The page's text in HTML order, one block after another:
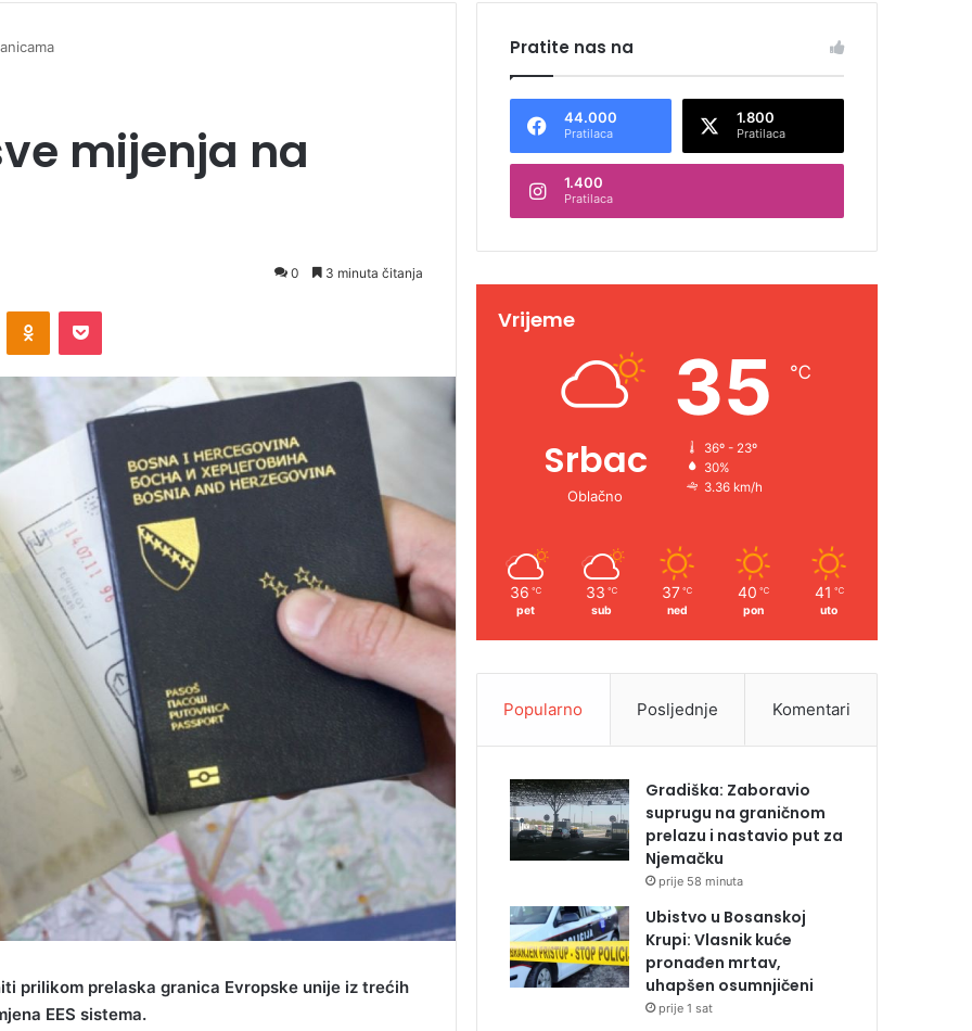
mijenja na
0 3 minuta čitanja
prilikom prelaska granica Evropske unije iz trećih
EES sistema.
Pratite nas na
44.000
Pratilaca
1.800
Pratilaca
1.400
Pratilaca
Vrijeme
Srbac
Oblačno
35 ℃
36º - 23º
30%
3.36 km/h
36 ℃
pet
33 ℃
sub
37 ℃
ned
40 ℃
pon
41 ℃
uto
Popularno Posljednje Komentari
Gradiška: Zaboravio
suprugu na graničnom
prelazu i nastavio put za
Njemačku
prije 58 minuta
Ubistvo u Bosanskoj
Krupi: Vlasnik kuće
pronađen mrtav,
uhapšen osumnjičeni
prije 1 sat